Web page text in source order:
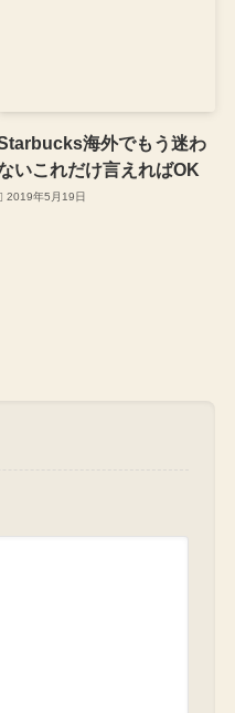
海外でもう迷わ
いこれだけ言えればOK
2019年5月19日